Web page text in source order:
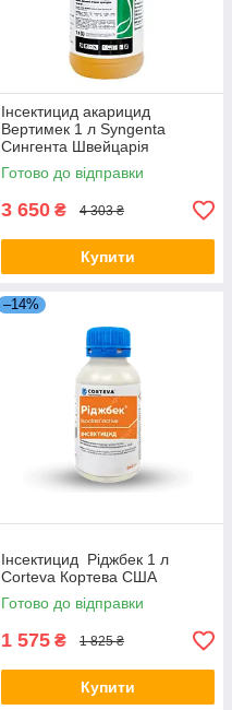
Інсектицид акарицид
Вертимек 1 л Syngenta
Сингента Швейцарія
Готово до відправки
3 650 ₴ 4 303 ₴
Купити
–14%
Інсектицид Ріджбек 1 л
Corteva Кортева США
Готово до відправки
1 575 ₴ 1 825 ₴
Купити